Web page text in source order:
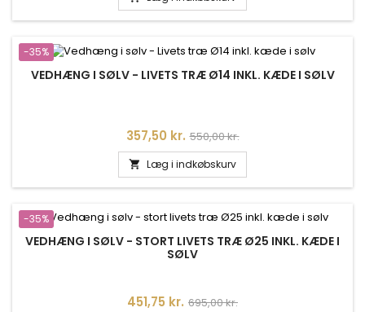
-35%
VEDHÆNG I SØLV - LIVETS TRÆ Ø14 INKL. KÆDE I SØLV
Pris
357,50 kr. Normalpris
550,00 kr.
 Læg i indkøbskurv
-35%
VEDHÆNG I SØLV - STORT LIVETS TRÆ Ø25 INKL. KÆDE I
SØLV
Pris
451,75 kr. Normalpris
695,00 kr.